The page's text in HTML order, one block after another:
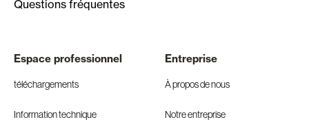
Questions fréquentes
Espace professionnel
téléchargements
Information technique
Entreprise
À propos de nous
Notre entreprise